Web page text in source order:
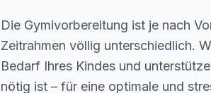
Die Gymivorbereitung ist je nach
Zeitrahmen völlig unterschiedlich.
Bedarf Ihres Kindes und
nötig ist – für eine optimale und